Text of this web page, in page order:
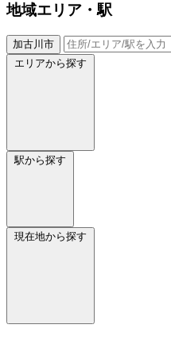
地域エリア・駅
加古川市
エリアから探す
駅から探す
現在地から探す